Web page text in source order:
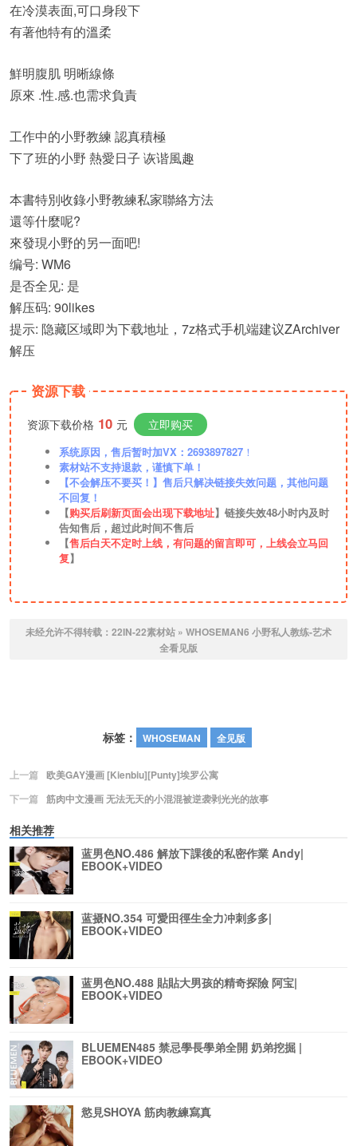
在冷漠表面,可口身段下
有著他特有的溫柔
鮮明腹肌 明晰線條
原來 .性.感.也需求負責
工作中的小野教練 認真積極
下了班的小野 熱愛日子 诙谐風趣
本書特別收錄小野教練私家聯絡方法
還等什麼呢?
來發現小野的另一面吧!
编号: WM6
是否全见: 是
解压码: 90likes
提示: 隐藏区域即为下载地址，7z格式手机端建议ZArchiver
解压
资源下载
资源下载价格 10 元 立即购买
系统原因，售后暂时加VX：2693897827 ！
素材站不支持退款，谨慎下单！
【不会解压不要买！】售后只解决链接失效问题，其他问题
不回复！
【购买后刷新页面会出现下载地址】链接失效48小时内及时
告知售后，超过此时间不售后
【售后白天不定时上线，有问题的留言即可，上线会立马回
复】
未经允许不得转载： 22IN-22素材站 » WHOSEMAN6 小野私人教练-艺术
全看见版
标签： WHOSEMAN 全见版
上一篇 欧美GAY漫画 [Kienbiu][Punty]埃罗公寓
下一篇 筋肉中文漫画 无法无天的小混混被逆袭剥光光的故事
相关推荐
蓝男色NO.486 解放下課後的私密作業 Andy|
EBOOK+VIDEO
蓝摄NO.354 可愛田徑生全力冲刺多多|
EBOOK+VIDEO
蓝男色NO.488 貼貼大男孩的精奇探險 阿宝|
EBOOK+VIDEO
BLUEMEN485 禁忌學長學弟全開 奶弟挖掘 |
EBOOK+VIDEO
慾見SHOYA 筋肉教練寫真